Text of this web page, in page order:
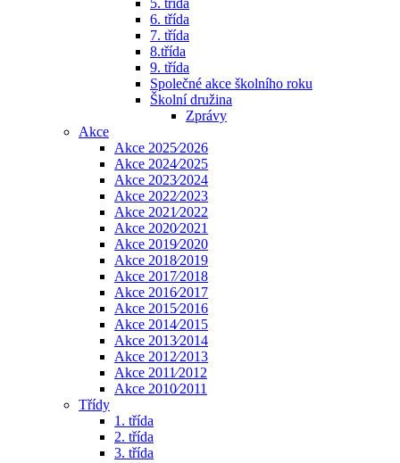
5. třída
6. třída
7. třída
8.třída
9. třída
Společné akce školního roku
Školní družina
Zprávy
Akce
Akce 2025⁄2026
Akce 2024⁄2025
Akce 2023⁄2024
Akce 2022⁄2023
Akce 2021⁄2022
Akce 2020⁄2021
Akce 2019⁄2020
Akce 2018⁄2019
Akce 2017⁄2018
Akce 2016⁄2017
Akce 2015⁄2016
Akce 2014⁄2015
Akce 2013⁄2014
Akce 2012⁄2013
Akce 2011⁄2012
Akce 2010⁄2011
Třídy
1. třída
2. třída
3. třída